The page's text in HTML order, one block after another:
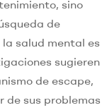
sino
de
salud mental es
sugieren
de escape,
de sus problemas